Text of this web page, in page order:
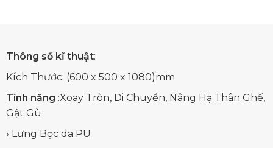
Thông số kĩ thuật:
Kích Thước: (600 x 500 x 1080)mm
Tính năng :Xoay Tròn, Di Chuyển, Nâng Hạ Thân Ghế,
Gật Gù
› Lưng Bọc da PU